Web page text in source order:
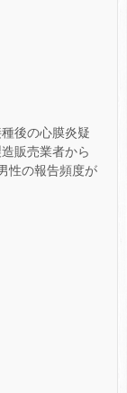
後の心膜炎疑
販売業者から
性の報告頻度が